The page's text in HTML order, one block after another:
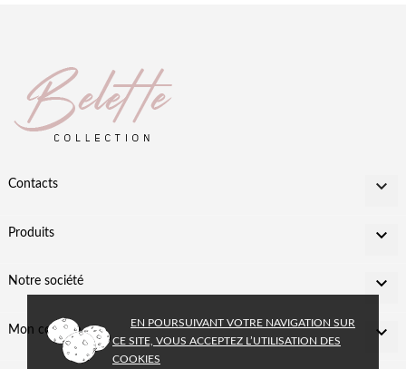
EN POURSUIVANT VOTRE NAVIGATION SUR
CE SITE, VOUS ACCEPTEZ L’UTILISATION DES
COOKIES
Contacts 
Produits 
Notre société 
Mon compte 